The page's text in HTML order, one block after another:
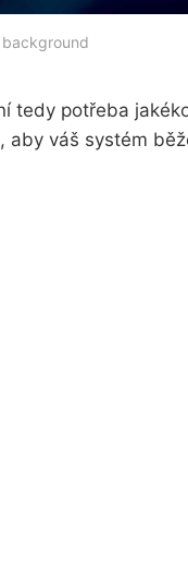
tedy potřeba
váš systém